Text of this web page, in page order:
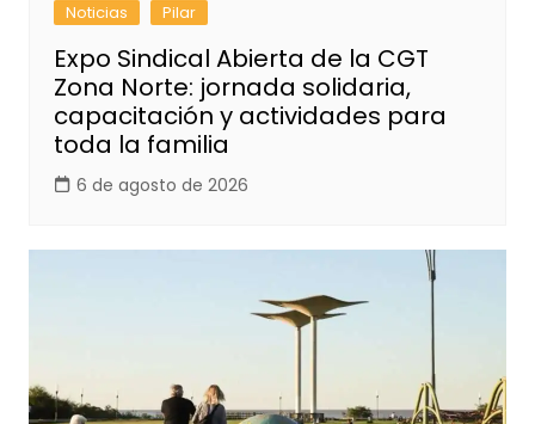
Noticias Pilar
Expo Sindical Abierta de la CGT
Zona Norte: jornada solidaria,
capacitación y actividades para
toda la familia
6 de agosto de 2026